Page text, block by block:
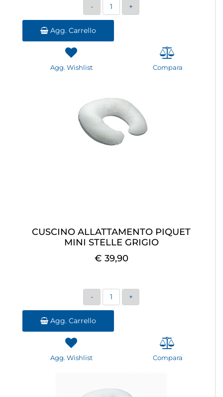
Quantità
Agg. Carrello
Agg. Wishlist Compara
CUSCINO ALLATTAMENTO PIQUET
MINI STELLE GRIGIO
€ 39,90
Quantità
Agg. Carrello
Agg. Wishlist Compara